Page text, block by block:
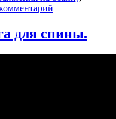
Исправляет
для спины.